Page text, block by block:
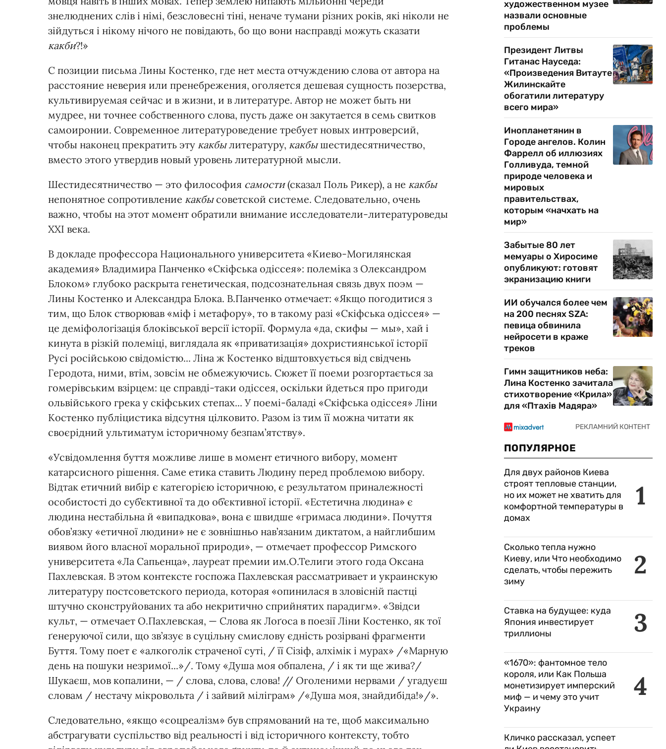
знелюднених слів і німі, безсловесні тіні, неначе тумани різних років, які ніколи не
зійдуться і нікому нічого не повідають, бо що вони насправді можуть сказати
какби?!»
С позиции письма Лины Костенко, где нет места отчуждению слова от автора на
расстояние неверия или пренебрежения, оголяется дешевая сущность позерства,
культивируемая сейчас и в жизни, и в литературе. Автор не может быть ни
мудрее, ни точнее собственного слова, пусть даже он закутается в семь свитков
самоиронии. Современное литературоведение требует новых интроверсий,
чтобы наконец прекратить эту какбылитературу, какбышестидесятничество,
вместо этого утвердив новый уровень литературной мысли.
Шестидесятничество — это философия самости(сказал Поль Рикер), а не какбы
непонятное сопротивление какбысоветской системе. Следовательно, очень
важно, чтобы на этот момент обратили внимание исследователи-литературоведы
ХХІ века.
В докладе профессора Национального университета «Киево-Могилянская
академия» Владимира Панченко «Скіфська одіссея»: полеміка з Олександром
Блоком» глубоко раскрыта генетическая, подсознательная связь двух поэм —
Лины Костенко и Александра Блока. В.Панченко отмечает: «Якщо погодитися з
тим, що Блок створював «міф і метафору», то в такому разі «Скіфська одіссея» —
це деміфологізація блоківської версії історії. Формула «да, скифы — мы», хай і
кинута в різкій полеміці, виглядала як «приватизація» дохристиянської історії
Русі російською свідомістю... Ліна ж Костенко відштовхується від свідчень
Геродота, ними, втім, зовсім не обмежуючись. Сюжет її поеми розгортається за
гомерівським взірцем: це справді-таки одіссея, оскільки йдеться про пригоди
ольвійського грека у скіфських степах... У поемі-баладі «Скіфська одіссея» Ліни
Костенко публіцистика відсутня цілковито. Разом із тим її можна читати як
своєрідний ультиматум історичному безпам’ятству».
«Усвідомлення буття можливе лише в момент етичного вибору, момент
катарсисного piшення. Саме етика ставить Людину перед проблемою вибору.
Відтак етичний вибір є категорією історичною, є результатом приналежності
особистості до суб’єктивної та до об’єктивної історії. «Естетична людина» є
людина нестабільна й «випадкова», вона є швидше «гримаса людини». Почуття
обов’язку «етичної людини» не є зовнішньо нав’язаним диктатом, а найглибшим
виявом його власної моральної природи», — отмечает профессор Римского
университета «Ла Сапьенца», лауреат премии им.О.Телиги этого года Оксана
Пахлевская. В этом контексте госпожа Пахлевская рассматривает и украинскую
литературу постсоветского периода, которая «опинилася в зловісній пастці
штучно сконструйованих та або некритично сприйнятих парадигм». «Звідси
культ, — отмечает О.Пахлевская, — Слова як Лоґоса в поезії Ліни Костенко, як тої
ґенеруючої сили, що зв’язує в суцільну смислову єдність розірвані фрагменти
Буття. Тому поет є «алкоголік стpаченої суті, / її Сізіф, алхімік і мурах» /«Марную
день на пошуки незримої...»/. Тому «Душа моя обпалена, / і як ти ще жива?/
Шукаєш, мов копалини, — / слова, слова, слова! // Оголеними нервами / угадуєш
словам / нестачу мікровольта / і зайвий міліграм» /«Душа моя, знайдибіда!»/».
Следовательно, «якщо «соцреалізм» був спрямований на те, щоб максимально
абстрагувати суспільство від реальності і від історичного контексту, тобто
художественном музее
назвали основные
проблемы
Президент Литвы
Гитанас Науседа:
«Произведения Витауте
Жилинскайте
обогатили литературу
всего мира»
Инопланетянин в
Городе ангелов. Колин
Фаррелл об иллюзиях
Голливуда, темной
природе человека и
мировых
правительствах,
которым «начхать на
мир»
Забытые 80 лет
мемуары о Хиросиме
опубликуют: готовят
экранизацию книги
ИИ обучался более чем
на 200 песнях SZA:
певица обвинила
нейросети в краже
треков
Гимн защитников неба:
Лина Костенко зачитала
стихотворение «Крила»
для «Птахів Мадяра»
ПОПУЛЯРНОЕ
1
Для двух районов Киева
строят тепловые станции,
но их может не хватить для
комфортной температуры в
домах
2
Сколько тепла нужно
Киеву, или Что необходимо
сделать, чтобы пережить
зиму
3
Ставка на будущее: куда
Япония инвестирует
триллионы
4
«1670»: фантомное тело
короля, или Как Польша
монетизирует имперский
миф — и чему это учит
Украину
Кличко рассказал, успеет